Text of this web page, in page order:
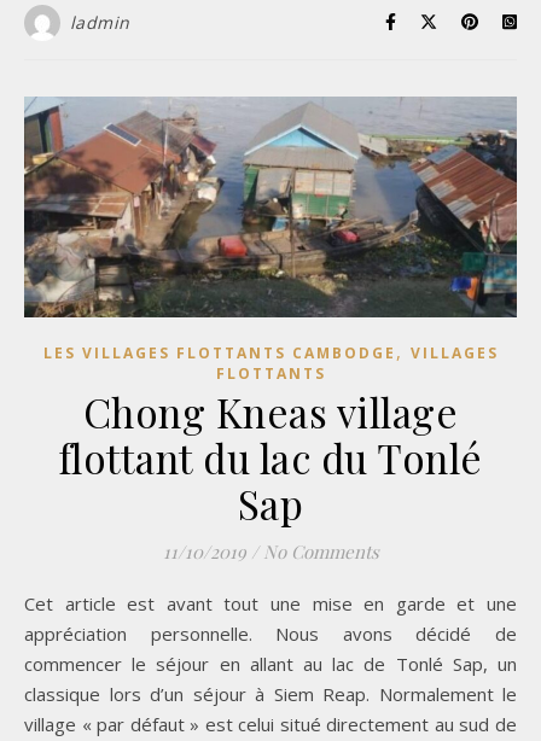
ladmin
LES VILLAGES FLOTTANTS CAMBODGE , VILLAGES
FLOTTANTS
Chong Kneas village
flottant du lac du Tonlé
Sap
11/10/2019 / No Comments
Cet article est avant tout une mise en garde et une
appréciation personnelle. Nous avons décidé de
commencer le séjour en allant au lac de Tonlé Sap, un
classique lors d’un séjour à Siem Reap. Normalement le
village « par défaut » est celui situé directement au sud de